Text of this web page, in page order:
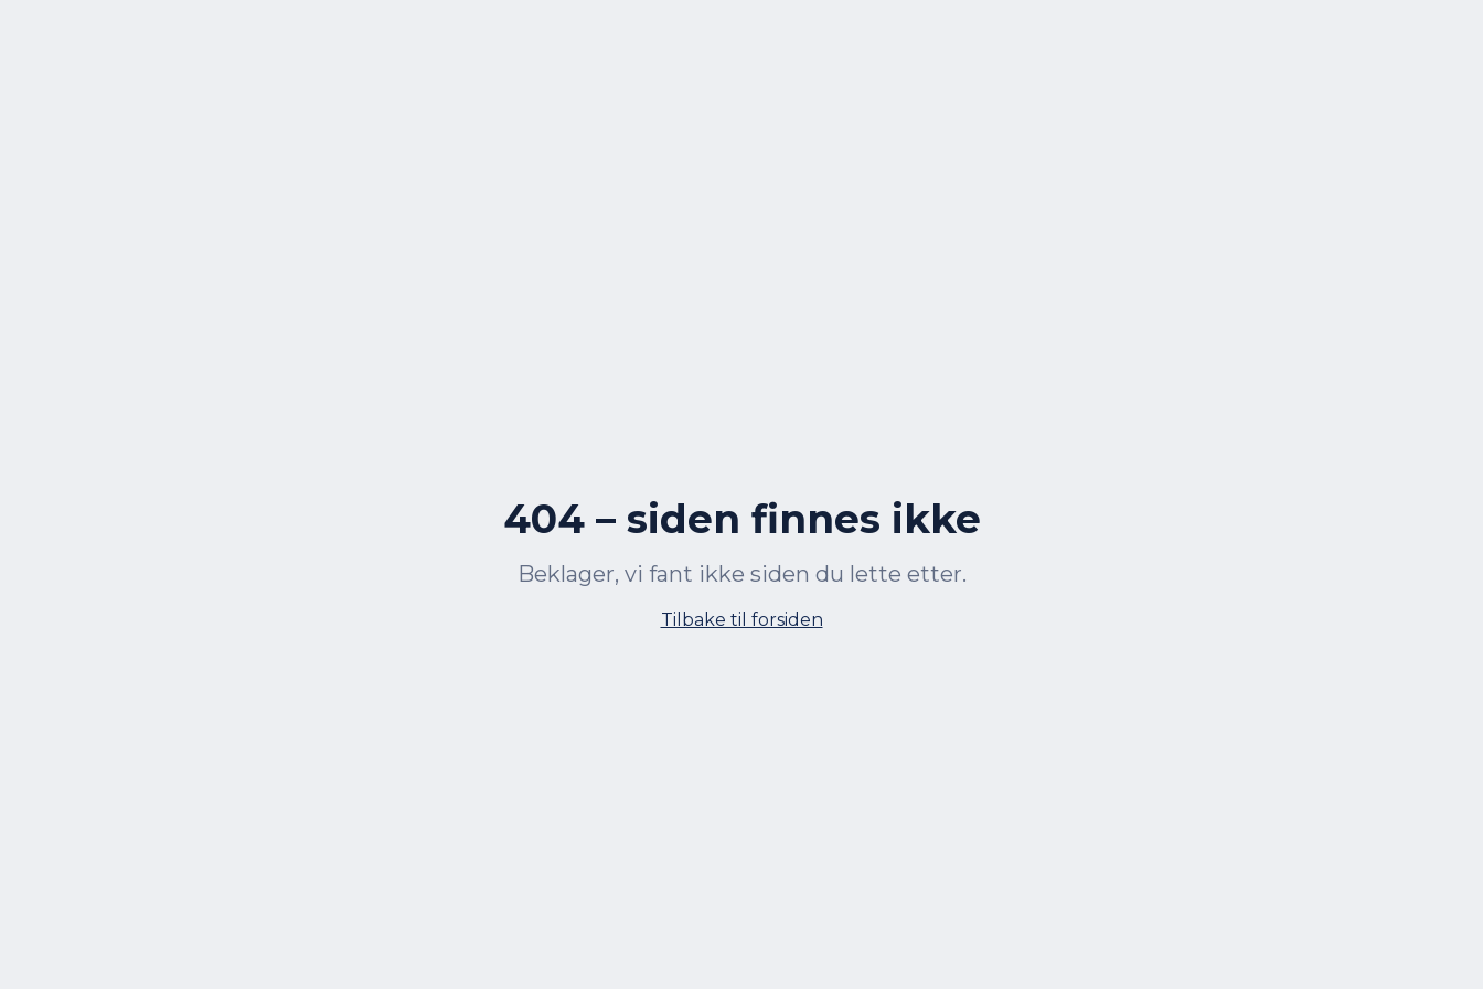
404 – siden finnes ikke
Beklager, vi fant ikke siden du lette etter.
Tilbake til forsiden